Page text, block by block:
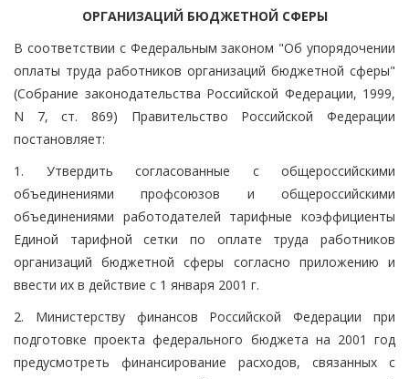
ОРГАНИЗАЦИЙ БЮДЖЕТНОЙ СФЕРЫ
В соответствии с Федеральным законом "Об упорядочении
оплаты труда работников организаций бюджетной сферы"
(Собрание законодательства Российской Федерации, 1999,
N 7, ст. 869) Правительство Российской Федерации
постановляет:
1. Утвердить согласованные с общероссийскими
объединениями профсоюзов и общероссийскими
объединениями работодателей тарифные коэффициенты
Единой тарифной сетки по оплате труда работников
организаций бюджетной сферы согласно приложению и
ввести их в действие с 1 января 2001 г.
2. Министерству финансов Российской Федерации при
подготовке проекта федерального бюджета на 2001 год
предусмотреть финансирование расходов, связанных с